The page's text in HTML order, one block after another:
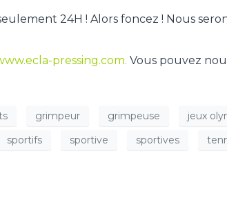
24H ! Alors foncez ! Nous
pressing.com. Vous pouvez
grimpeur grimpeuse jeux
sportifs sportive sportives